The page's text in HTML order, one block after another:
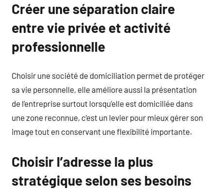
Créer une séparation claire
entre vie privée et activité
professionnelle
Choisir une société de domiciliation permet de protéger
sa vie personnelle, elle améliore aussi la présentation
de l’entreprise surtout lorsqu’elle est domiciliée dans
une zone reconnue, c’est un levier pour mieux gérer son
image tout en conservant une flexibilité importante.
Choisir l’adresse la plus
stratégique selon ses besoins